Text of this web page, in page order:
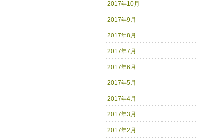
2017年10月
2017年9月
2017年8月
2017年7月
2017年6月
2017年5月
2017年4月
2017年3月
2017年2月